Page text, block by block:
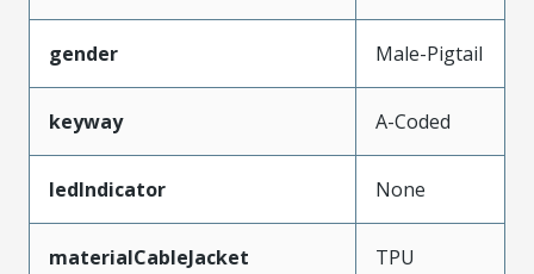
gender Male-Pigtail
keyway A-Coded
ledIndicator None
materialCableJacket TPU